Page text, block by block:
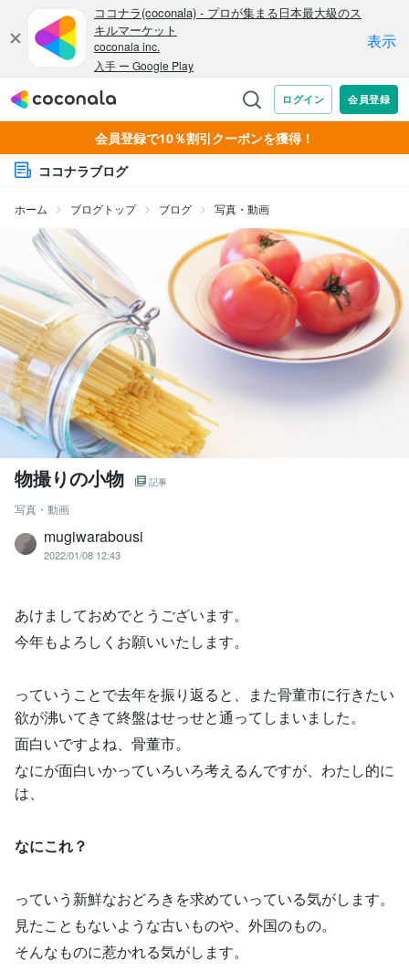
会員登録で10％割引クーポンを獲得！
ココナラブログ
ホーム ブログトップ ブログ 写真・動画
物撮りの小物 記事
写真・動画
mugiwarabousi
2022/01/08 12:43
あけましておめでとうございます。
今年もよろしくお願いいたします。
っていうことで去年を振り返ると、また骨董市に行きたい
欲が沸いてきて終盤はせっせと通ってしまいました。
面白いですよね、骨董市。
なにが面白いかっていろいろ考えるんですが、わたし的に
は、
なにこれ？
っていう新鮮なおどろきを求めていっている気がします。
見たこともないような古いものや、外国のもの。
そんなものに惹かれる気がします。